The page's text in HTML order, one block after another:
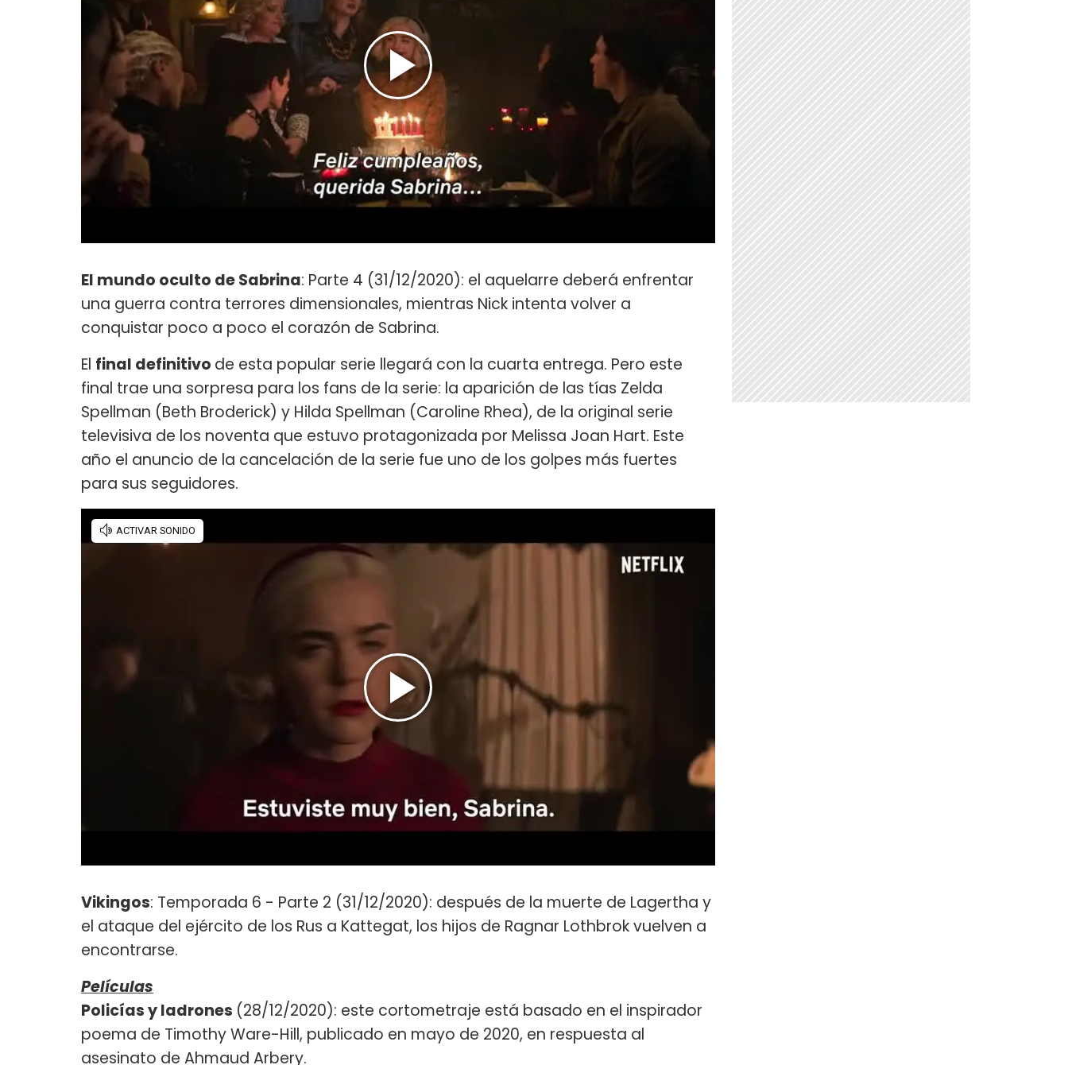
El mundo oculto de Sabrina: Parte 4 (31/12/2020): el aquelarre deberá enfrentar
una guerra contra terrores dimensionales, mientras Nick intenta volver a
conquistar poco a poco el corazón de Sabrina.
El final definitivo de esta popular serie llegará con la cuarta entrega. Pero este
final trae una sorpresa para los fans de la serie: la aparición de las tías Zelda
Spellman (Beth Broderick) y Hilda Spellman (Caroline Rhea), de la original serie
televisiva de los noventa que estuvo protagonizada por Melissa Joan Hart. Este
año el anuncio de la cancelación de la serie fue uno de los golpes más fuertes
para sus seguidores.
Vikingos: Temporada 6 - Parte 2 (31/12/2020): después de la muerte de Lagertha y
el ataque del ejército de los Rus a Kattegat, los hijos de Ragnar Lothbrok vuelven a
encontrarse.
Películas
Policías y ladrones (28/12/2020): este cortometraje está basado en el inspirador
poema de Timothy Ware-Hill, publicado en mayo de 2020, en respuesta al
asesinato de Ahmaud Arbery.